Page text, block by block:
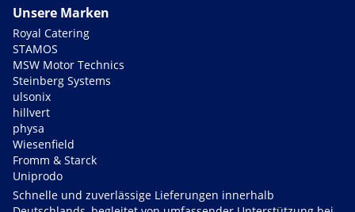
Unsere Marken
Royal Catering
STAMOS
MSW Motor Technics
Steinberg Systems
ulsonix
hillvert
physa
Wiesenfield
Fromm & Starck
Uniprodo
Schnelle und zuverlässige Lieferungen innerhalb